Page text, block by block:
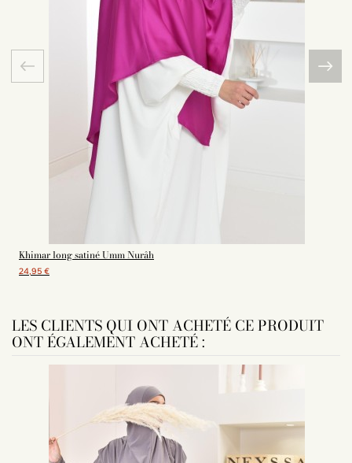
Khimar long satiné Umm Nurâh
24,95 €
LES CLIENTS QUI ONT ACHETÉ CE PRODUIT
ONT ÉGALEMENT ACHETÉ :